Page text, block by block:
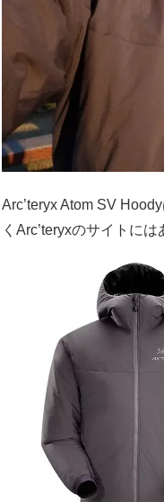
Arc’teryx Atom SV
くArc’teryxのサイトには